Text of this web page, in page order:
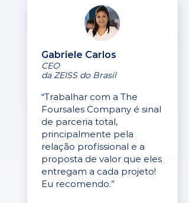
Gabriele Carlos
CEO
da ZEISS do Brasil
“Trabalhar com a The
Foursales Company é sinal
de parceria total,
principalmente pela
relação profissional e a
proposta de valor que eles
entregam a cada projeto!
Eu recomendo.”